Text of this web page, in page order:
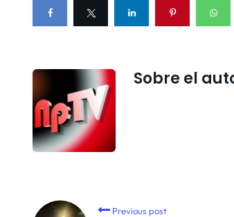
Sobre el
Previous post